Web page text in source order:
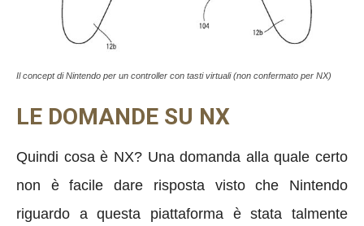
Il concept di Nintendo per un controller con tasti virtuali (non confermato per NX)
LE DOMANDE SU NX
Quindi cosa è NX? Una domanda alla quale certo
non è facile dare risposta visto che Nintendo
riguardo a questa piattaforma è stata talmente